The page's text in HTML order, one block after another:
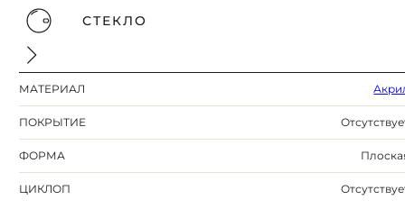
СТЕКЛО
МАТЕРИАЛ
ПОКРЫТИЕ
ФОРМА
ЦИКЛОП